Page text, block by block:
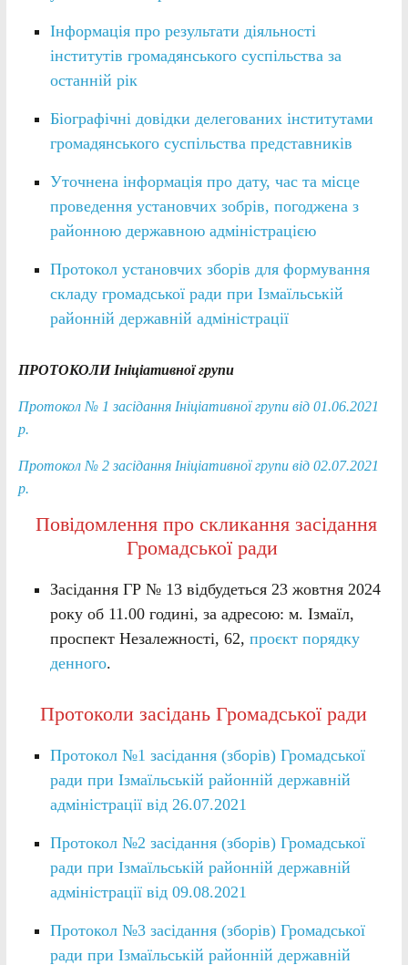
Інформація про результати діяльності
інститутів громадянського суспільства за
останній рік
Біографічні довідки делегованих інститутами
громадянського суспільства представників
Уточнена інформація про дату, час та місце
проведення установчих зобрів, погоджена з
районною державною адміністрацією
Протокол установчих зборів для формування
складу громадської ради при Ізмаїльській
районній державній адміністрації
ПРОТОКОЛИ Ініціативної групи
Протокол № 1 засідання Ініціативної групи від 01.06.2021
р.
Протокол № 2 засідання Ініціативної групи від 02.07.2021
р.
Повідомлення про скликання засідання
Громадської ради
Засідання ГР № 13 відбудеться 23 жовтня 2024
року об 11.00 годині, за адресою: м. Ізмаїл,
проспект Незалежності, 62, проєкт порядку
денного.
Протоколи засідань Громадської ради
Протокол №1 засідання (зборів) Громадської
ради при Ізмаїльській районній державній
адміністрації від 26.07.2021
Протокол №2 засідання (зборів) Громадської
ради при Ізмаїльській районній державній
адміністрації від 09.08.2021
Протокол №3 засідання (зборів) Громадської
ради при Ізмаїльській районній державній